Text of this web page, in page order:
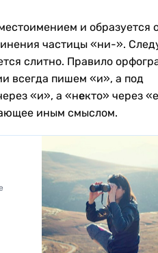
и образуется
частицы «ни-».
слитно. Правило
всегда пишем «и», а под
«и», а «некто» через
иным смыслом.